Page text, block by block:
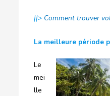
||> Comment trouver
La meilleure période
Le
mei
lle